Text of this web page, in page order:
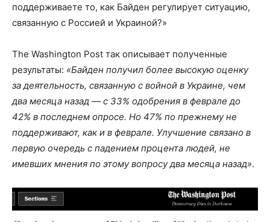
поддерживаете то, как Байден регулирует ситуацию,
связанную с Россией и Украиной?»
The Washington Post так описывает полученные
результаты: «Байден получил более высокую оценку
за деятельность, связанную с войной в Украине, чем
два месяца назад — с 33% одобрения в феврале до
42% в последнем опросе. Но 47% по прежнему не
поддерживают, как и в феврале. Улучшение связано в
первую очередь с падением процента людей, не
имевших мнения по этому вопросу два месяца назад».